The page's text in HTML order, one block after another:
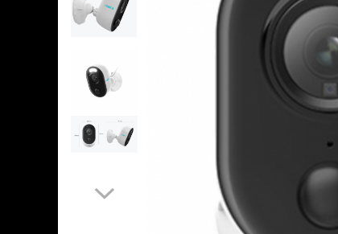
Nivele / Lasere
Sisteme de control al mașinilor